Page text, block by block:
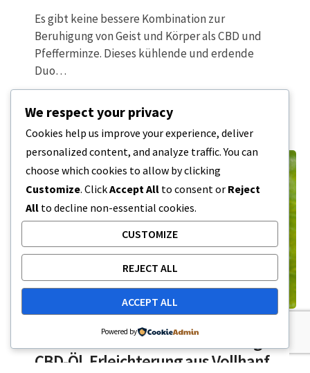
Es gibt keine bessere Kombination zur
Beruhigung von Geist und Körper als CBD und
Pfefferminze. Dieses kühlende und erdende
Duo…
Produkt-Review: Reakiro 1500mg
CBD-Öl, Erleichterung aus Vollhanf
We respect your privacy
Cookies help us improve your experience, deliver
personalized content, and analyze traffic. You can
choose which cookies to allow by clicking
Customize. ClickAccept All to consent or Reject
All to decline non-essential cookies.
CUSTOMIZE
REJECT ALL
ACCEPT ALL
Powered by